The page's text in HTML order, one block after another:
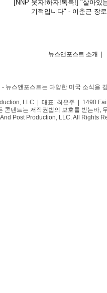
[NNP 웃자!하자!톡톡!] "살아있
기적입니다" - 이춘근 장로
뉴스앤포스트 소개
- 뉴스앤포스트는 다양한 미국 소식을
LLC | 대표: 최은주 | 1490
콘텐트는 저작권법의 보호를 받는바,
Post Production, LLC. All Rights